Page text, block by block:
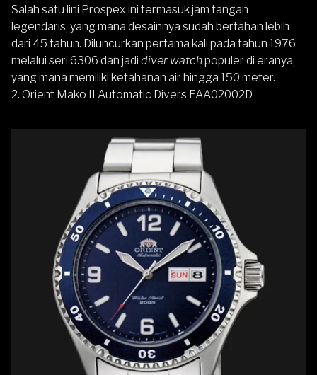
Salah satu lini Prospex ini termasuk jam tangan
legendaris, yang mana desainnya sudah bertahan lebih
dari 45 tahun. Diluncurkan pertama kali pada tahun 1976
melalui seri 6306 dan jadi diver watchpopuler di eranya,
yang mana memiliki ketahanan air hingga 150 meter.
2. Orient Mako II Automatic Divers FAA02002D